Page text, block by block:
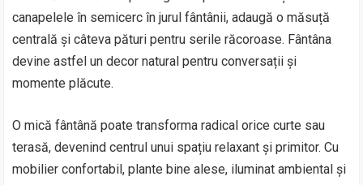
canapelele în semicerc în jurul fântânii, adaugă o măsuță
centrală și câteva pături pentru serile răcoroase. Fântâna
devine astfel un decor natural pentru conversații și
momente plăcute.
O mică fântână poate transforma radical orice curte sau
terasă, devenind centrul unui spațiu relaxant și primitor. Cu
mobilier confortabil, plante bine alese, iluminat ambiental și